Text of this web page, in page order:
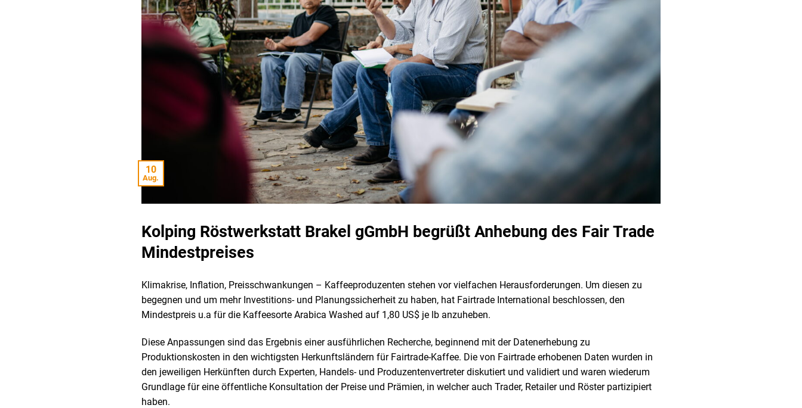
Kolping Röstwerkstatt Brakel gGmbH begrüßt Anhebung des Fair Trade
Mindestpreises
10
Aug.
Klimakrise, Inflation, Preisschwankungen – Kaffeeproduzenten stehen vor vielfachen Herausforderungen. Um diesen zu
begegnen und um mehr Investitions- und Planungssicherheit zu haben, hat Fairtrade International beschlossen, den
Mindestpreis u.a für die Kaffeesorte Arabica Washed auf 1,80 US$ je lb anzuheben.
Diese Anpassungen sind das Ergebnis einer ausführlichen Recherche, beginnend mit der Datenerhebung zu
Produktionskosten in den wichtigsten Herkunftsländern für Fairtrade-Kaffee. Die von Fairtrade erhobenen Daten wurden in
den jeweiligen Herkünften durch Experten, Handels- und Produzentenvertreter diskutiert und validiert und waren wiederum
Grundlage für eine öffentliche Konsultation der Preise und Prämien, in welcher auch Trader, Retailer und Röster partizipiert
haben.